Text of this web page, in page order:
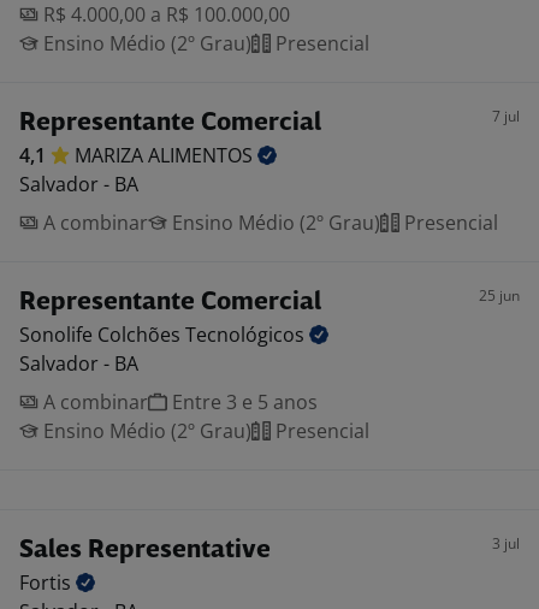
R$ 4.000,00 a R$ 100.000,00
Ensino Médio (2º Grau)
Presencial
Representante Comercial 7 jul
4,1 MARIZAALIMENTOS
Salvador - BA
A combinar
Ensino Médio (2º Grau) Presencial
Representante Comercial 25 jun
Sonolife Colchões Tecnológicos
Salvador - BA
A combinar
Entre 3 e 5 anos
Ensino Médio (2º Grau)
Presencial
Sales Representative 3 jul
Fortis